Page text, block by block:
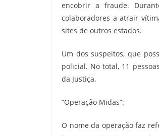
encobrir a fraude.
colaboradores a atrair
sites de outros estados.
Um dos suspeitos, que
policial. No total, 11
da Justiça.
“Operação Midas”:
O nome da operação faz